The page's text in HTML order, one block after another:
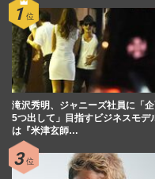
滝沢秀明、ジャニーズ社員に「
5つ出して」目指すビジネスモデ
は『米津玄師…